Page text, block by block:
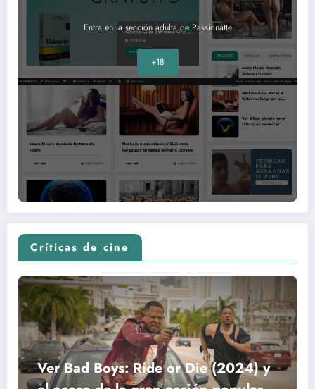
Entra en la sección adulta de Passionatte
+18
Críticas de cine
Ver Bad Boys: Ride or Die (2024) y